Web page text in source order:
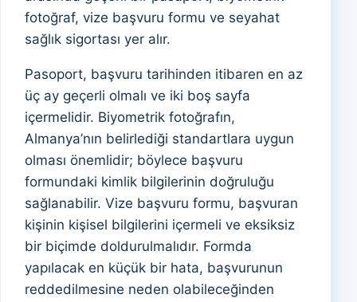
fotoğraf, vize başvuru formu ve seyahat
sağlık sigortası yer alır.
Pasoport, başvuru tarihinden itibaren en az
üç ay geçerli olmalı ve iki boş sayfa
içermelidir. Biyometrik fotoğrafın,
Almanya’nın belirlediği standartlara uygun
olması önemlidir; böylece başvuru
formundaki kimlik bilgilerinin doğruluğu
sağlanabilir. Vize başvuru formu, başvuran
kişinin kişisel bilgilerini içermeli ve eksiksiz
bir biçimde doldurulmalıdır. Formda
yapılacak en küçük bir hata, başvurunun
reddedilmesine neden olabileceğinden